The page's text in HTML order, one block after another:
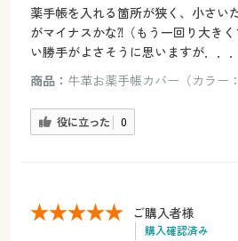
薬手帳を入れる箇所が狭く、小さい
がマイナスかな⁈（もう一回り大き
い勝手がよさそうに思いますが．．．
商品： 牛革お薬手帳カバー（カラー
役に立った 0
ご購入者様
購入確認済み